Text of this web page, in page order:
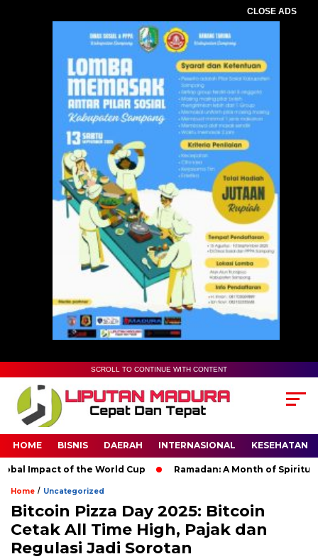
CLOSE ADS
SCROLL TO CONTINUE WITH CONTENT
HOME BISNIS DAERAH INTERNASIONAL KESEHATAN
of the World Cup Ramadan: A Month of Spiritual
Home / Uncategorized
Bitcoin Pizza Day 2025: Bitcoin
Cetak All Time High, Pajak dan
Regulasi Jadi Sorotan